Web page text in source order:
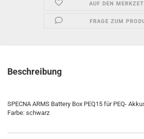
AUF DEN
FRAGE ZUM
Beschreibung
SPECNA ARMS Battery Box PEQ15 für PEQ-
Farbe: schwarz